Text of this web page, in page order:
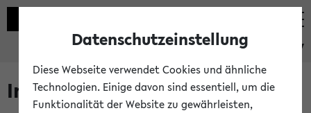
eKVV
Im eKVV verwaltete Räume
Datenschutzeinstellung
Diese Webseite verwendet Cookies und ähnliche
Technologien. Einige davon sind essentiell, um die
Funktionalität der Website zu gewährleisten,